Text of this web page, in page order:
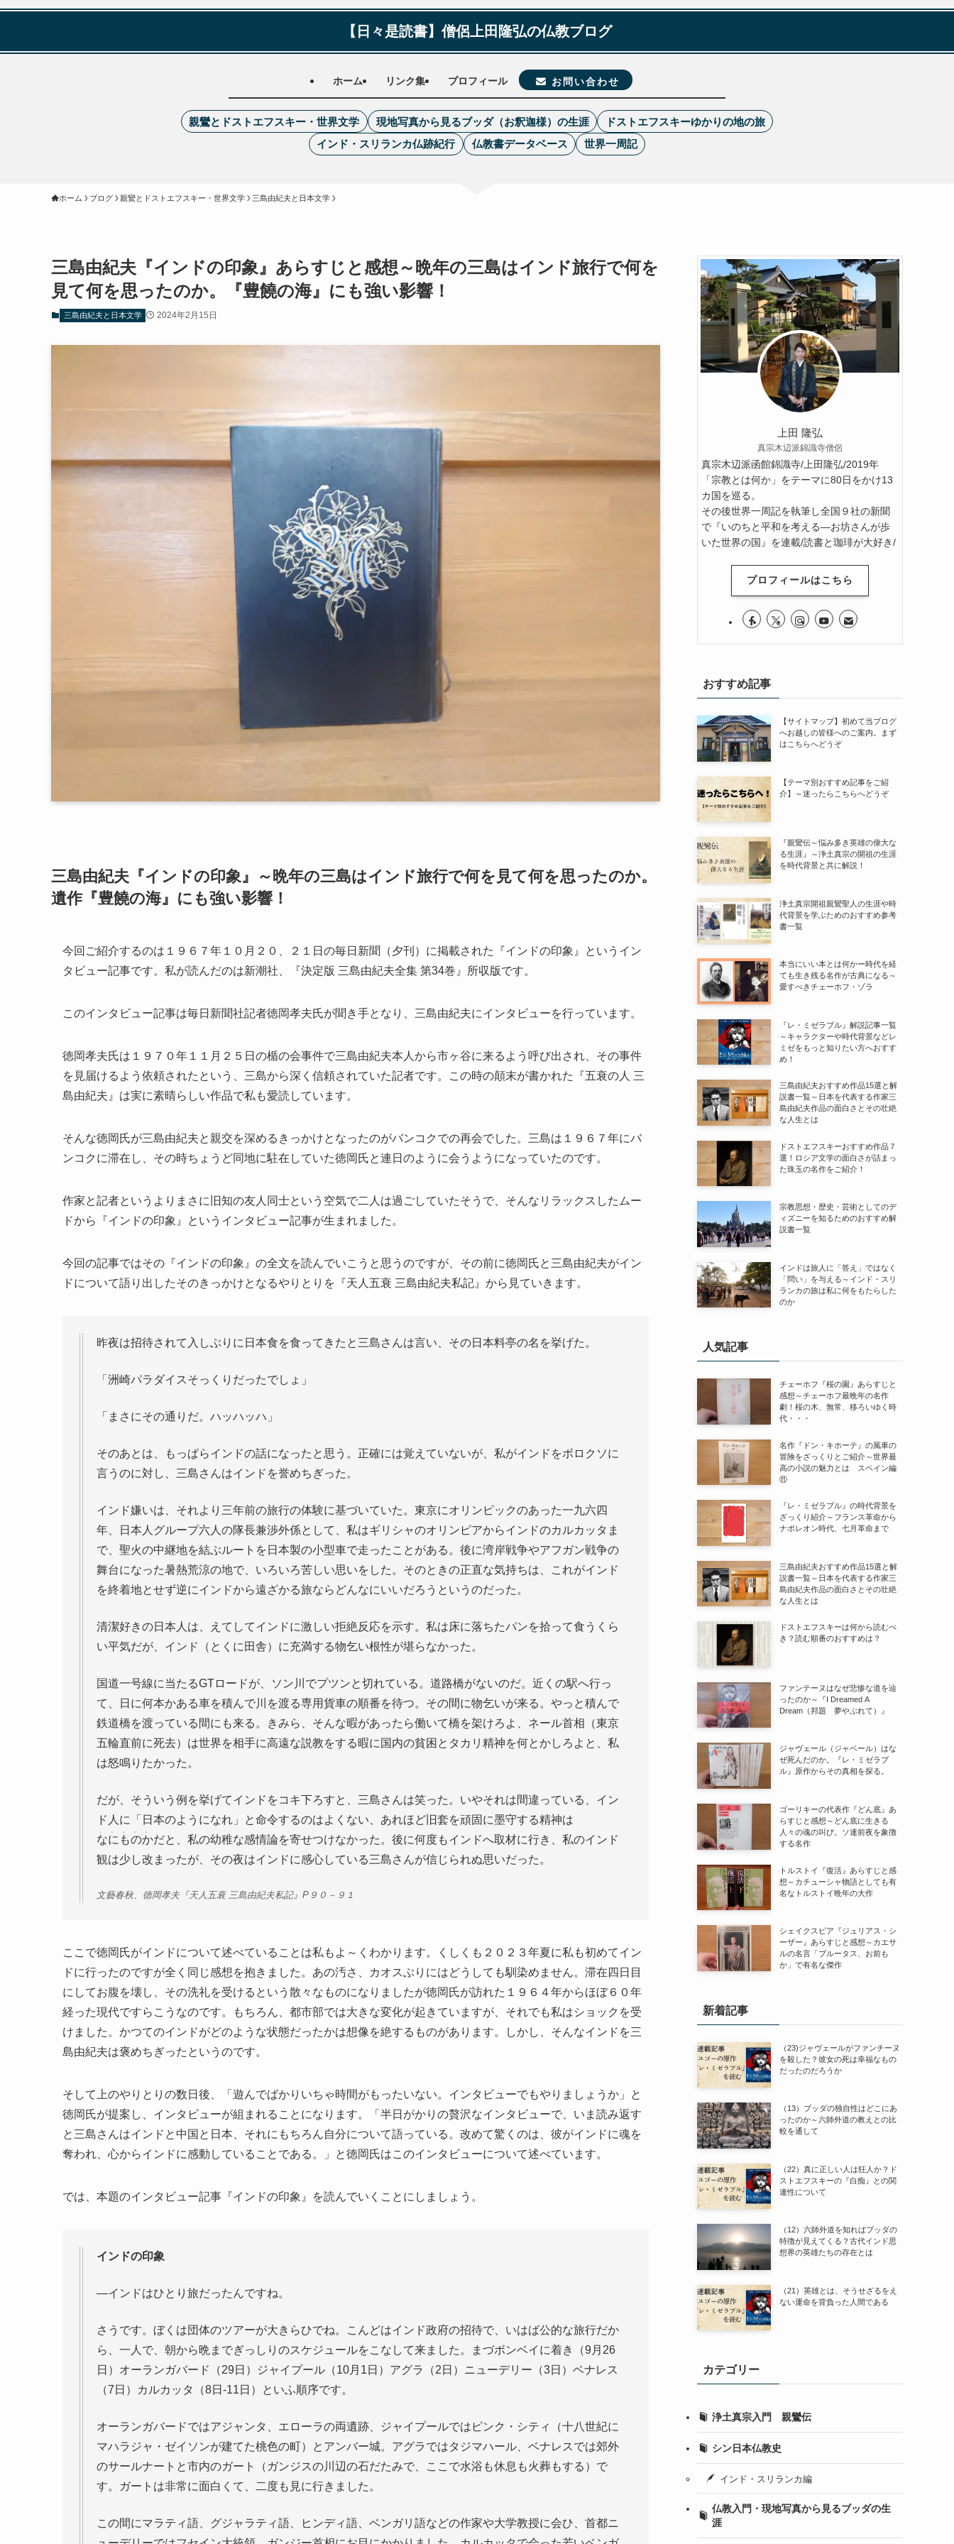
【日々是読書】僧侶上田隆弘の仏教ブログ
ホーム リンク集 プロフィール お問い合わせ
親鸞とドストエフスキー・世界文学 現地写真から見るブッダ（お釈迦様）の生涯
ドストエフスキーゆかりの地の旅
インド・スリランカ仏跡紀行
仏教書データベース 世界一周記
ホーム ブログ 親鸞とドストエフスキー・世界文学 三島由紀夫と日本文学
三島由紀夫『インドの印象』あらすじと感想～晩年の三島はインド旅行で何を
見て何を思ったのか。『豊饒の海』にも強い影響！
三島由紀夫と日本文学 2024年2月15日
三島由紀夫『インドの印象』～晩年の三島はインド旅行で何を見て何を思ったのか。
遺作『豊饒の海』にも強い影響！
今回ご紹介するのは１９６７年１０月２０、２１日の毎日新聞（夕刊）に掲載された『インドの印象』というイン
タビュー記事です。私が読んだのは新潮社、『決定版 三島由紀夫全集 第34巻』所収版です。
このインタビュー記事は毎日新聞社記者徳岡孝夫氏が聞き手となり、三島由紀夫にインタビューを行っています。
徳岡孝夫氏は１９７０年１１月２５日の楯の会事件で三島由紀夫本人から市ヶ谷に来るよう呼び出され、その事件
を見届けるよう依頼されたという、三島から深く信頼されていた記者です。この時の顛末が書かれた『五衰の人 三
島由紀夫』は実に素晴らしい作品で私も愛読しています。
そんな徳岡氏が三島由紀夫と親交を深めるきっかけとなったのがバンコクでの再会でした。三島は１９６７年にバ
ンコクに滞在し、その時ちょうど同地に駐在していた徳岡氏と連日のように会うようになっていたのです。
作家と記者というよりまさに旧知の友人同士という空気で二人は過ごしていたそうで、そんなリラックスしたムー
ドから『インドの印象』というインタビュー記事が生まれました。
今回の記事ではその『インドの印象』の全文を読んでいこうと思うのですが、その前に徳岡氏と三島由紀夫がイン
ドについて語り出したそのきっかけとなるやりとりを『天人五衰 三島由紀夫私記』から見ていきます。
昨夜は招待されて入しぶりに日本食を食ってきたと三島さんは言い、その日本料亭の名を挙げた。
「洲崎パラダイスそっくりだったでしょ」
「まさにその通りだ。ハッハッハ」
そのあとは、もっぱらインドの話になったと思う。正確には覚えていないが、私がインドをボロクソに
言うのに対し、三島さんはインドを誉めちぎった。
インド嫌いは、それより三年前の旅行の体験に基づいていた。東京にオリンピックのあった一九六四
年、日本人グループ六人の隊長兼渉外係として、私はギリシャのオリンピアからインドのカルカッタま
で、聖火の中継地を結ぶルートを日本製の小型車で走ったことがある。後に湾岸戦争やアフガン戦争の
舞台になった暑熱荒涼の地で、いろいろ苦しい思いをした。そのときの正直な気持ちは、これがインド
を終着地とせず逆にインドから遠ざかる旅ならどんなにいいだろうというのだった。
清潔好きの日本人は、えてしてインドに激しい拒絶反応を示す。私は床に落ちたパンを拾って食うくら
い平気だが、インド（とくに田舎）に充満する物乞い根性が堪らなかった。
国道一号線に当たるGTロードが、ソン川でプツンと切れている。道路橋がないのだ。近くの駅へ行っ
て、日に何本かある車を積んで川を渡る専用貨車の順番を待つ。その間に物乞いが来る。やっと積んで
鉄道橋を渡っている間にも来る。きみら、そんな暇があったら働いて橋を架けろよ、ネール首相（東京
五輪直前に死去）は世界を相手に高遠な説教をする暇に国内の貧困とタカリ精神を何とかしろよと、私
は怒鳴りたかった。
だが、そういう例を挙げてインドをコキ下ろすと、三島さんは笑った。いやそれは間違っている、イン
ド人に「日本のようになれ」と命令するのはよくない、あれほど旧套を頑固に墨守する精神は
なにものかだと、私の幼稚な感情論を寄せつけなかった。後に何度もインドへ取材に行き、私のインド
観は少し改まったが、その夜はインドに感心している三島さんが信じられぬ思いだった。
文藝春秋、徳岡孝夫『天人五衰 三島由紀夫私記』P９０－９１
ここで徳岡氏がインドについて述べていることは私もよ～くわかります。くしくも２０２３年夏に私も初めてイン
ドに行ったのですが全く同じ感想を抱きました。あの汚さ、カオスぶりにはどうしても馴染めません。滞在四日目
にしてお腹を壊し、その洗礼を受けるという散々なものになりましたが徳岡氏が訪れた１９６４年からほぼ６０年
経った現代ですらこうなのです。もちろん、都市部では大きな変化が起きていますが、それでも私はショックを受
けました。かつてのインドがどのような状態だったかは想像を絶するものがあります。しかし、そんなインドを三
島由紀夫は褒めちぎったというのです。
そして上のやりとりの数日後、「遊んでばかりいちゃ時間がもったいない。インタビューでもやりましょうか」と
徳岡氏が提案し、インタビューが組まれることになります。「半日がかりの贅沢なインタビューで、いま読み返す
と三島さんはインドと中国と日本、それにもちろん自分について語っている。改めて驚くのは、彼がインドに魂を
奪われ、心からインドに感動していることである。」と徳岡氏はこのインタビューについて述べています。
では、本題のインタビュー記事『インドの印象』を読んでいくことにしましょう。
インドの印象
—インドはひとり旅だったんですね。
さうです。ぼくは団体のツアーが大きらひでね。こんどはインド政府の招待で、いはば公的な旅行だか
ら、一人で、朝から晩までぎっしりのスケジュールをこなして来ました。まづボンベイに着き（9月26
日）オーランガバード（29日）ジャイプール（10月1日）アグラ（2日）ニューデリー（3日）ベナレス
（7日）カルカッタ（8日-11日）といふ順序です。
オーランガバードではアジャンタ、エローラの両遺跡、ジャイプールではピンク・シティ（十八世紀に
マハラジャ・ゼイソンが建てた桃色の町）とアンバー城。アグラではタジマハール、ベナレスでは郊外
のサールナートと市内のガート（ガンジスの川辺の石だたみで、ここで水浴も休息も火葬もする）で
す。ガートは非常に面白くて、二度も見に行きました。
この間にマラティ語、グジャラティ語、ヒンディ語、ベンガリ語などの作家や大学教授に会ひ、首都ニ
上田 隆弘
真宗木辺派錦識寺僧侶
真宗木辺派函館錦識寺/上田隆弘/2019年
「宗教とは何か」をテーマに80日をかけ13
カ国を巡る。
その後世界一周記を執筆し全国９社の新聞
で『いのちと平和を考える―お坊さんが歩
いた世界の国』を連載/読書と珈琲が大好き/
プロフィールはこちら
おすすめ記事
【サイトマップ】初めて当ブログ
へお越しの皆様へのご案内。まず
はこちらへどうぞ
【テーマ別おすすめ記事をご紹
介】～迷ったらこちらへどうぞ
『親鸞伝～悩み多き英雄の偉大な
る生涯』～浄土真宗の開祖の生涯
を時代背景と共に解説！
浄土真宗開祖親鸞聖人の生涯や時
代背景を学ぶためのおすすめ参考
書一覧
本当にいい本とは何かー時代を経
ても生き残る名作が古典になる～
愛すべきチェーホフ・ゾラ
『レ・ミゼラブル』解説記事一覧
～キャラクターや時代背景などレ
ミゼをもっと知りたい方へおすす
め！
三島由紀夫おすすめ作品15選と解
説書一覧～日本を代表する作家三
島由紀夫作品の面白さとその壮絶
な人生とは
ドストエフスキーおすすめ作品７
選！ロシア文学の面白さが詰まっ
た珠玉の名作をご紹介！
宗教思想・歴史・芸術としてのデ
ィズニーを知るためのおすすめ解
説書一覧
インドは旅人に「答え」ではなく
「問い」を与える～インド・スリ
ランカの旅は私に何をもたらした
のか
人気記事
チェーホフ『桜の園』あらすじと
感想～チェーホフ最晩年の名作
劇！桜の木、無常、移ろいゆく時
代・・・
名作『ドン・キホーテ』の風車の
冒険をざっくりとご紹介～世界最
高の小説の魅力とは スペイン編
⑪
『レ・ミゼラブル』の時代背景を
ざっくり紹介～フランス革命から
ナポレオン時代、七月革命まで
三島由紀夫おすすめ作品15選と解
説書一覧～日本を代表する作家三
島由紀夫作品の面白さとその壮絶
な人生とは
ドストエフスキーは何から読むべ
き？読む順番のおすすめは？
ファンテーヌはなぜ悲惨な道を辿
ったのか～『I Dreamed A
Dream（邦題 夢やぶれて）』
ジャヴェール（ジャベール）はな
ぜ死んだのか。『レ・ミゼラブ
ル』原作からその真相を探る。
ゴーリキーの代表作『どん底』あ
らすじと感想～どん底に生きる
人々の魂の叫び。ソ連前夜を象徴
する名作
トルストイ『復活』あらすじと感
想～カチューシャ物語としても有
名なトルストイ晩年の大作
シェイクスピア『ジュリアス・シ
ーザー』あらすじと感想～カエサ
ルの名言「ブルータス、お前も
か」で有名な傑作
新着記事
（23)ジャヴェールがファンチーヌ
を殺した？彼女の死は幸福なもの
だったのだろうか
（13）ブッダの独自性はどこにあ
ったのか～六師外道の教えとの比
較を通して
（22）真に正しい人は狂人か？ド
ストエフスキーの『白痴』との関
連性について
（12）六師外道を知ればブッダの
特徴が見えてくる？古代インド思
想界の英雄たちの存在とは
（21）英雄とは、そうせざるをえ
ない運命を背負った人間である
カテゴリー
浄土真宗入門 親鸞伝
シン日本仏教史
インド・スリランカ編
仏教入門・現地写真から見るブッダの生
涯